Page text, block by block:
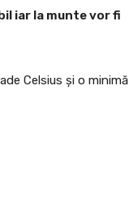
iar la munte vor fi
Celsius și o minimă